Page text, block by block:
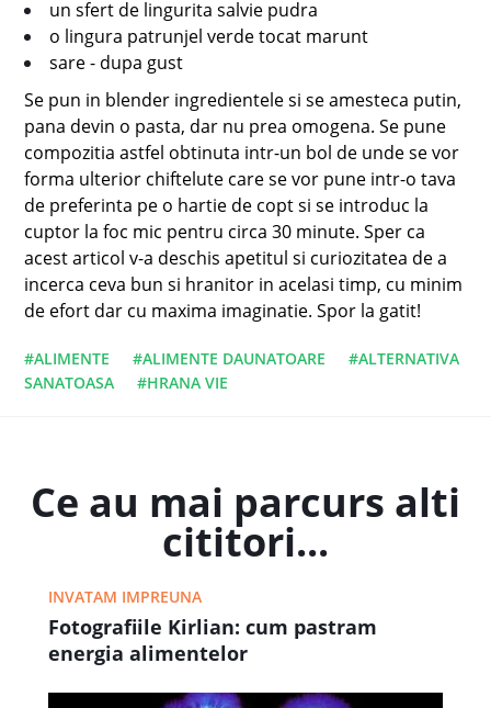
un sfert de lingurita salvie pudra
o lingura patrunjel verde tocat marunt
sare - dupa gust
Se pun in blender ingredientele si se amesteca putin,
pana devin o pasta, dar nu prea omogena. Se pune
compozitia astfel obtinuta intr-un bol de unde se vor
forma ulterior chiftelute care se vor pune intr-o tava
de preferinta pe o hartie de copt si se introduc la
cuptor la foc mic pentru circa 30 minute. Sper ca
acest articol v-a deschis apetitul si curiozitatea de a
incerca ceva bun si hranitor in acelasi timp, cu minim
de efort dar cu maxima imaginatie. Spor la gatit!
#ALIMENTE #ALIMENTE DAUNATOARE
#ALTERNATIVA
SANATOASA
#HRANA VIE
Ce au mai parcurs alti
cititori...
INVATAM IMPREUNA
Fotografiile Kirlian: cum pastram
energia alimentelor